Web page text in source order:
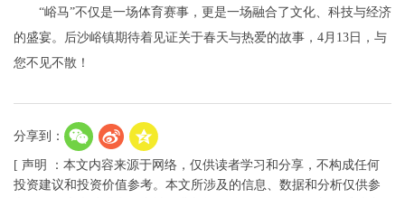
“峪马”不仅是一场体育赛事，更是一场融合了文化、科技与经济
的盛宴。后沙峪镇期待着见证关于春天与热爱的故事，4月13日，与
您不见不散！
分享到：
[ 声明 ：本文内容来源于网络，仅供读者学习和分享，不构成任何
投资建议和投资价值参考。本文所涉及的信息、数据和分析仅供参